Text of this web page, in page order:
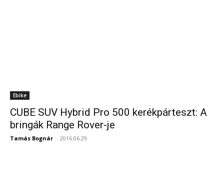
Ebike
CUBE SUV Hybrid Pro 500 kerékpárteszt: A
bringák Range Rover-je
Tamás Bognár - 2016.06.29.